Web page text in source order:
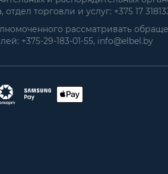
торговли и услуг: +375 17
рассматривать
+375-29-183-01-55, info@elbel.by